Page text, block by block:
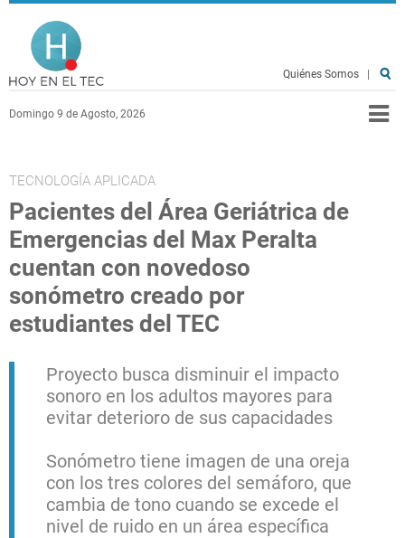
Pasar al contenido principal
Domingo 9 de Agosto, 2026
Quiénes Somos
TECNOLOGÍA APLICADA
Pacientes del Área Geriátrica de
Emergencias del Max Peralta
cuentan con novedoso
sonómetro creado por
estudiantes del TEC
Proyecto busca disminuir el impacto
sonoro en los adultos mayores para
evitar deterioro de sus capacidades
Sonómetro tiene imagen de una oreja
con los tres colores del semáforo, que
cambia de tono cuando se excede el
nivel de ruido en un área específica